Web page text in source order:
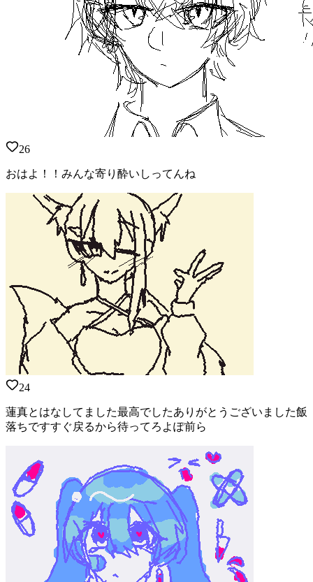
26
おはよ！！みんな寄り酔いしってんね
24
蓮真とはなしてました最高でしたありがとうございました飯
落ちですすぐ戻るから待ってろよぽ前ら